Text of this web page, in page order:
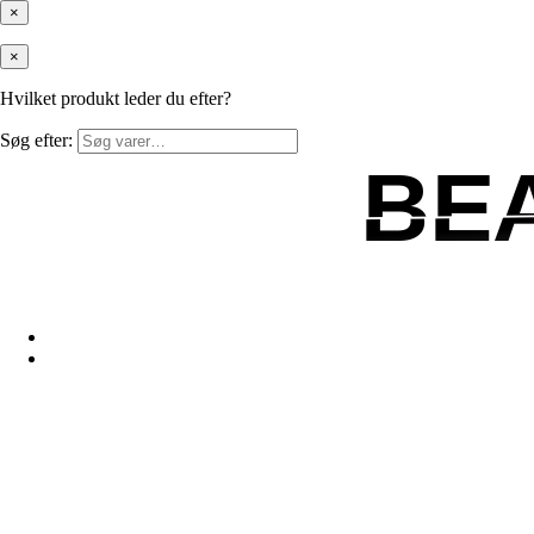
×
×
Hvilket produkt leder du efter?
Søg efter: